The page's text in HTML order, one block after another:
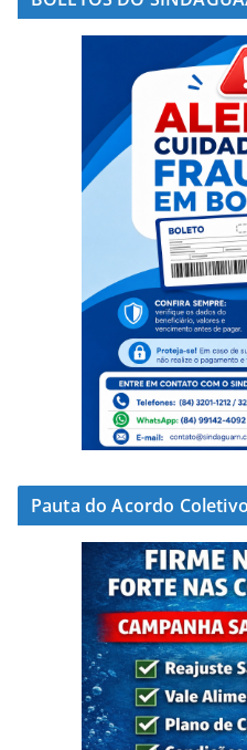
Pauta do Acordo